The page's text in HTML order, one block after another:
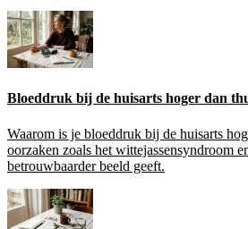
Bloeddruk bij de huisarts hoger dan
Waarom is je bloeddruk bij de huisarts
oorzaken zoals het wittejassensyndroom
betrouwbaarder beeld geeft.